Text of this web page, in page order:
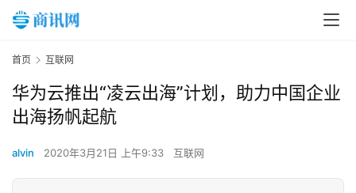
首页 互联网
华为云推出“凌云出海”计划，助力中国企业
出海扬帆起航
alvin 2020年3月21日 上午9:33 互联网